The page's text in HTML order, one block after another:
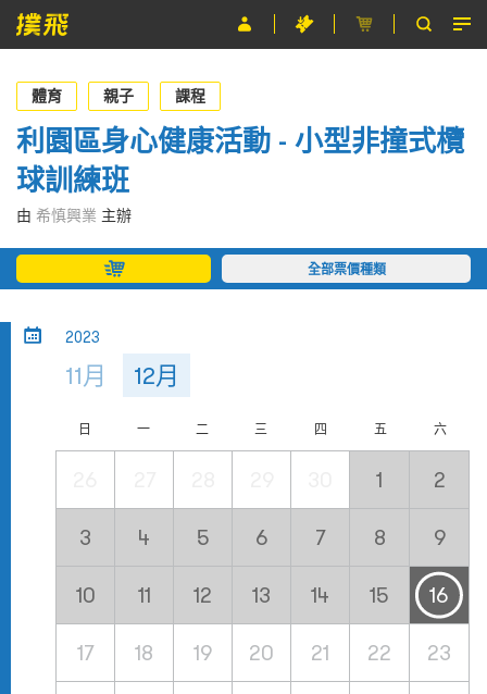
節目
主辦單位
關於撲飛
條款及細則
EN
體育 親子 課程
利園區身心健康活動 - 小型非撞式欖
球訓練班
由 希慎興業 主辦
全部票價種類
2023
11月 12月
日 一 二 三 四 五 六
1 2
3 4 5 6 7 8 9
10 11 12 13 14 15 16
17 18 19 20 21 22 23